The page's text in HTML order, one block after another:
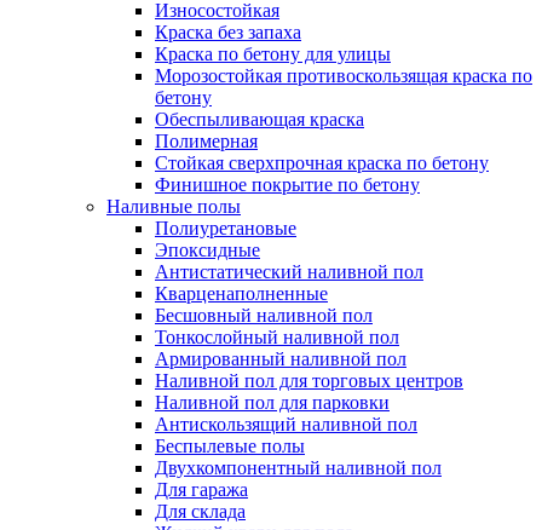
Износостойкая
Краска без запаха
Краска по бетону для улицы
Морозостойкая противоскользящая краска по
бетону
Обеспыливающая краска
Полимерная
Стойкая сверхпрочная краска по бетону
Финишное покрытие по бетону
Наливные полы
Полиуретановые
Эпоксидные
Антистатический наливной пол
Кварценаполненные
Бесшовный наливной пол
Тонкослойный наливной пол
Армированный наливной пол
Наливной пол для торговых центров
Наливной пол для парковки
Антискользящий наливной пол
Беспылевые полы
Двухкомпонентный наливной пол
Для гаража
Для склада